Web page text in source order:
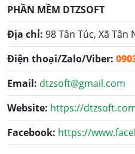
PHẦN MỀM DTZSOFT
Địa chỉ: 98 Tân Túc, Xã Tân
Điện thoại/Zalo/Viber:
Email: dtzsoft@gmail.com
Website: https://
Facebook: https://